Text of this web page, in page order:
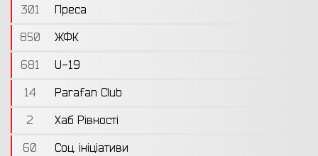
301
Преса
850
ЖФК
681
U-19
14
Parafan Club
2
Хаб Рівності
60
Соц. ініціативи